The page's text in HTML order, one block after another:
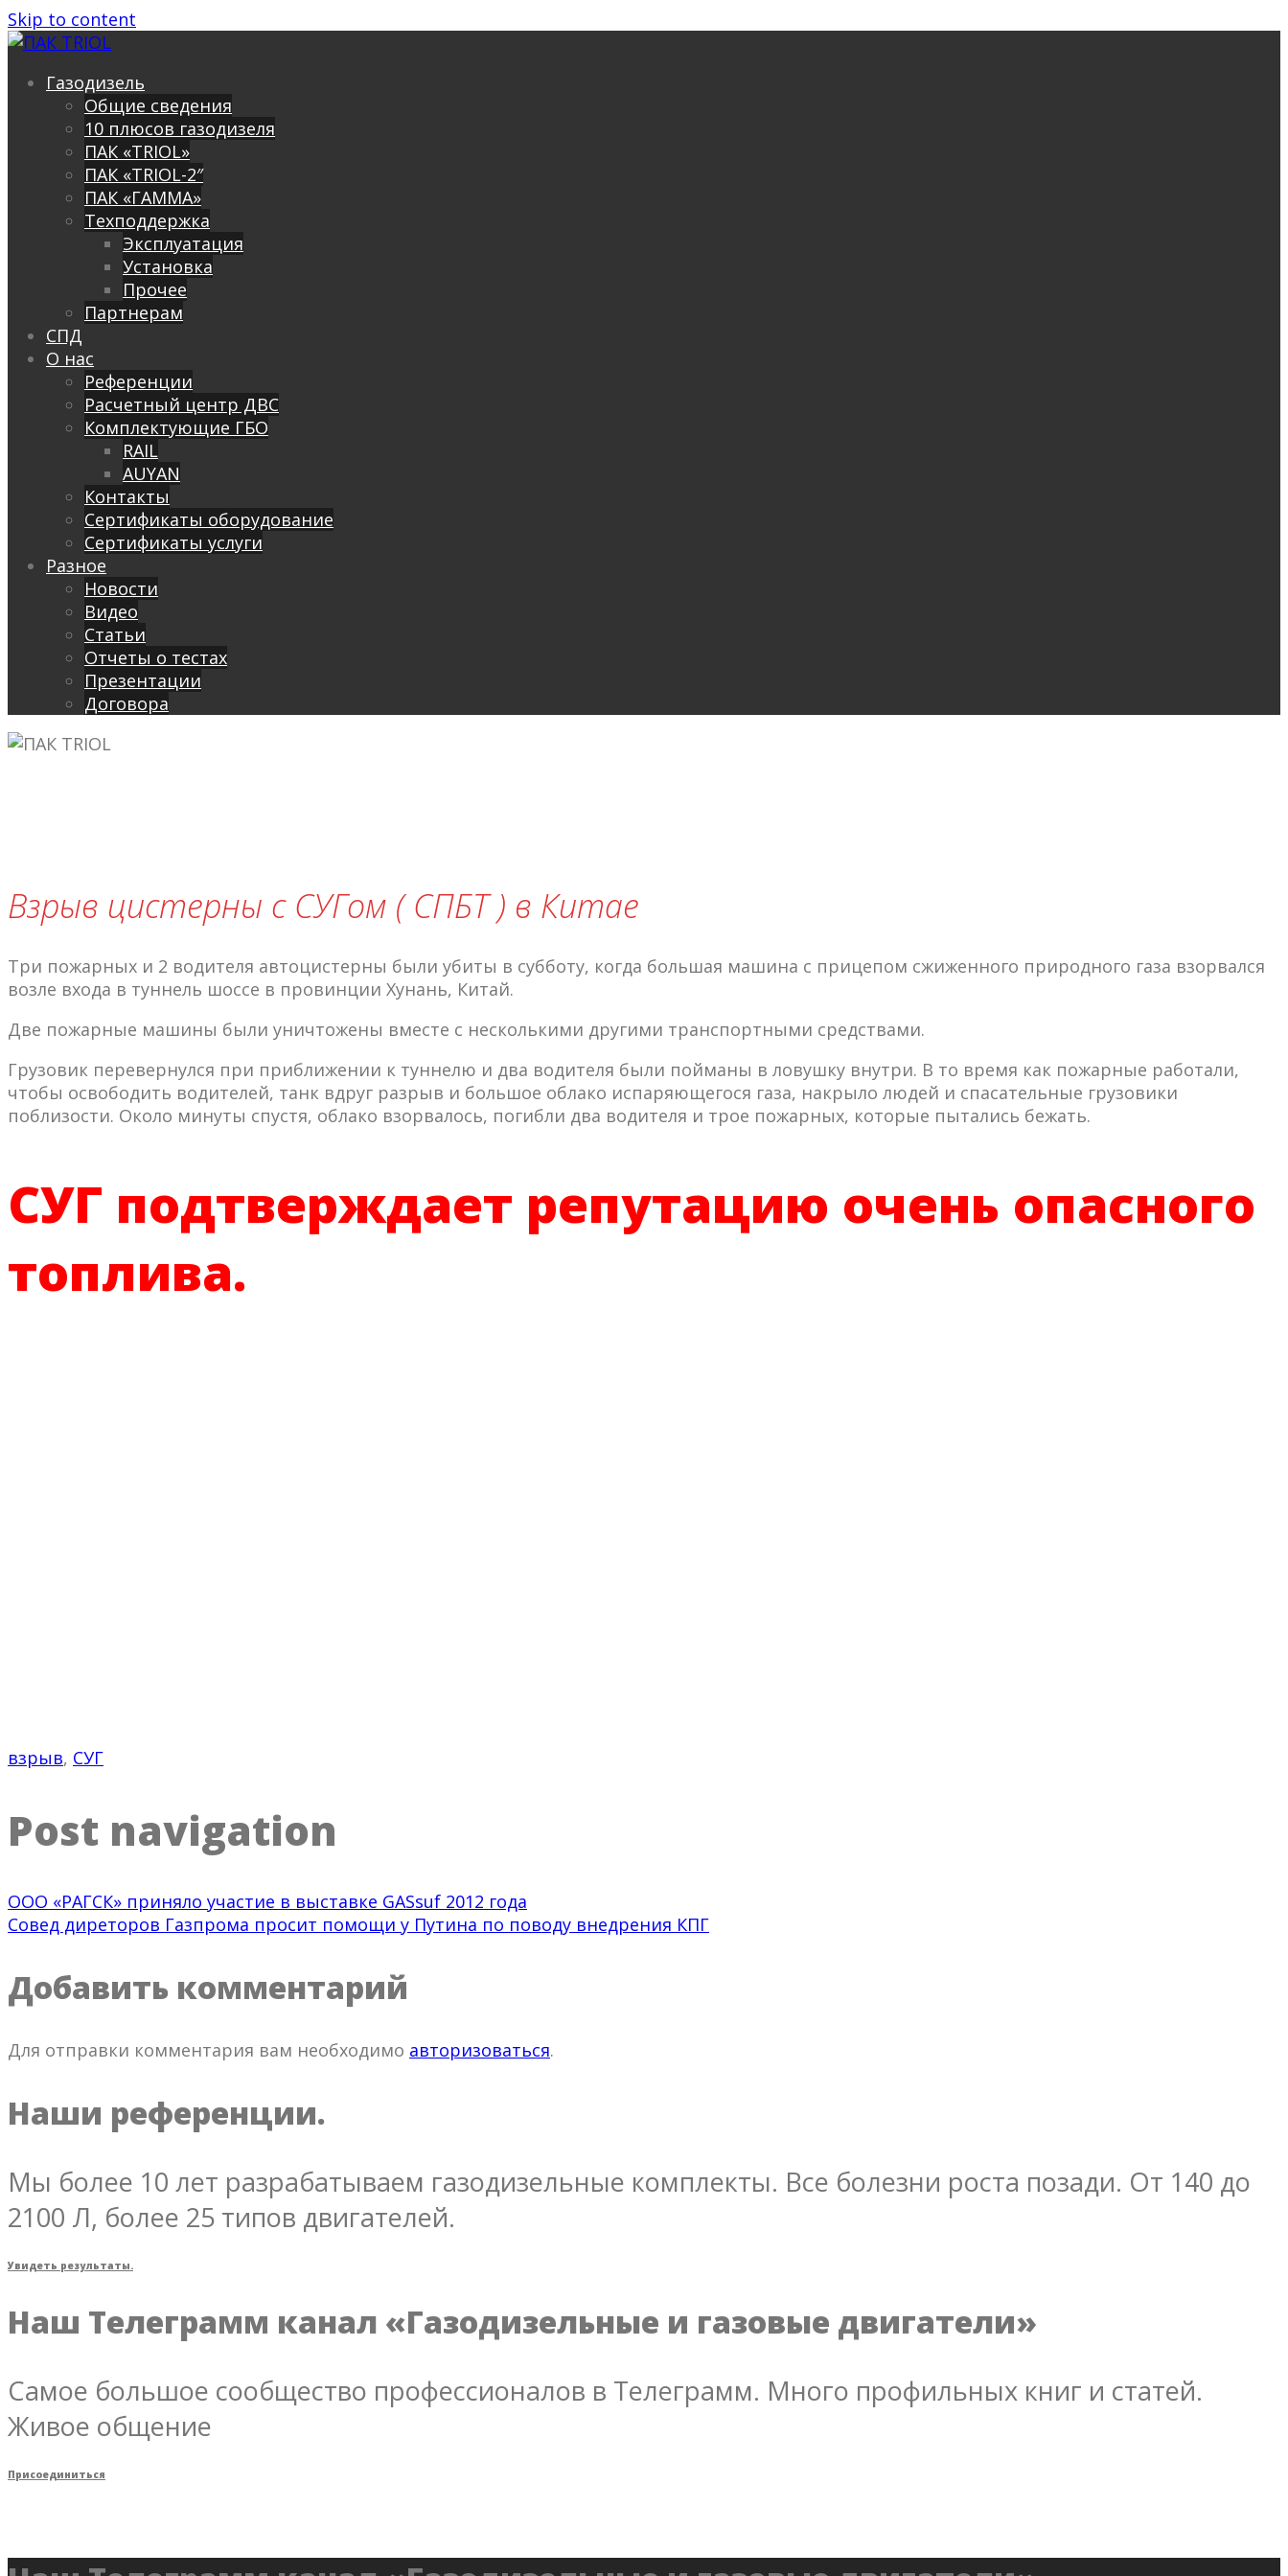
Skip to content
Газодизель
Общие сведения
10 плюсов газодизеля
ПАК «TRIOL»
ПАК «TRIOL-2″
ПАК «ГАММА»
Техподдержка
Эксплуатация
Установка
Прочее
Партнерам
СПД
О нас
Референции
Расчетный центр ДВС
Комплектующие ГБО
RAIL
AUYAN
Контакты
Сертификаты оборудование
Сертификаты услуги
Разное
Новости
Видео
Cтатьи
Отчеты о тестах
Презентации
Договора
Взрыв цистерны с СУГом ( СПБТ ) в Китае
Три пожарных и 2 водителя автоцистерны были убиты в субботу, когда большая машина с прицепом сжиженного природного газа взорвался
возле входа в туннель шоссе в провинции Хунань, Китай.
Две пожарные машины были уничтожены вместе с несколькими другими транспортными средствами.
Грузовик перевернулся при приближении к туннелю и два водителя были пойманы в ловушку внутри. В то время как пожарные работали,
чтобы освободить водителей, танк вдруг разрыв и большое облако испаряющегося газа, накрыло людей и спасательные грузовики
поблизости. Около минуты спустя, облако взорвалось, погибли два водителя и трое пожарных, которые пытались бежать.
СУГ подтверждает репутацию очень опасного
топлива.
взрыв, СУГ
Post navigation
ООО «РАГСК» приняло участие в выставке GASsuf 2012 года
Совед диреторов Газпрома просит помощи у Путина по поводу внедрения КПГ
Добавить комментарий
Для отправки комментария вам необходимо авторизоваться.
Наши референции.
Мы более 10 лет разрабатываем газодизельные комплекты. Все болезни роста позади. От 140 до
2100 Л, более 25 типов двигателей.
Увидеть результаты.
Наш Телеграмм канал «Газодизельные и газовые двигатели»
Самое большое сообщество профессионалов в Телеграмм. Много профильных книг и статей.
Живое общение
Присоединиться